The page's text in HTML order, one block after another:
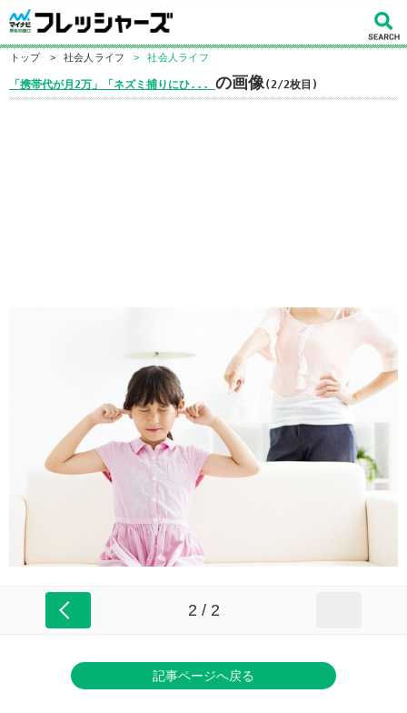
トップ > 社会人ライフ > 社会人ライフ
「携帯代が月2万」「ネズミ捕りにひ... の画像(2/2枚目)
2 / 2
記事ページへ戻る